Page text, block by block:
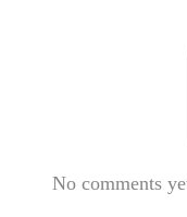
No comments